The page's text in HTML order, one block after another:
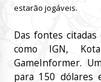
estarão jogáveis.
Das fontes
como IGN,
GameInformer.
para 150 dólares